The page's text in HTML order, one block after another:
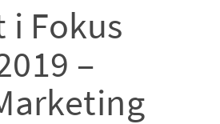
Fokus
–